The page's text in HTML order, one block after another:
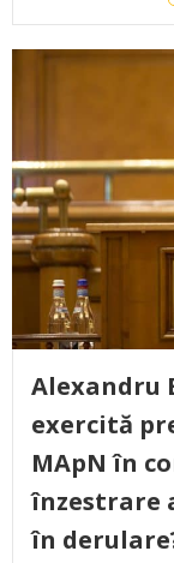
Alexandru
exercită
MApN în
înzestrare
în